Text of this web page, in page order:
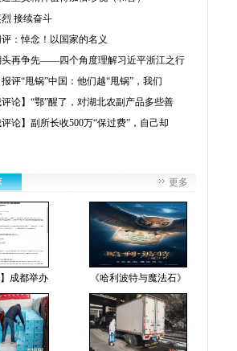
接续奋斗
：悼念！以国家的名义
头再争先——四个角度理解习近平浙江之行
评“甩锅”中国：他们越“甩锅”，我们
评论】“鄂”醒了，对湖北农副产品多些善
评论】副所长收500万“保过费”，自己却
更多
】成都举办 《哈利波特与魔法石》